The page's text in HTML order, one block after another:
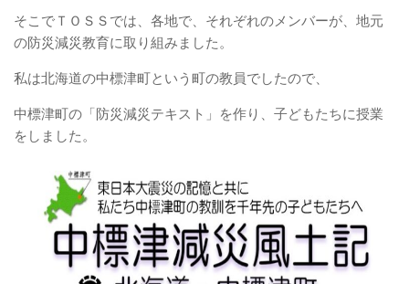
そこでＴＯＳＳでは、各地で、それぞれのメンバーが、地元
の防災減災教育に取り組みました。
私は北海道の中標津町という町の教員でしたので、
中標津町の「防災減災テキスト」を作り、子どもたちに授業
をしました。